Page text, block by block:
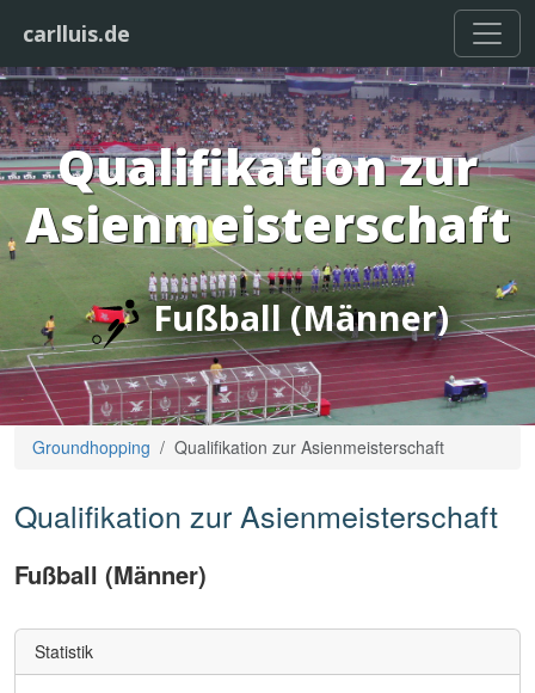
carlluis.de
Qualifikation zur
Asienmeisterschaft
Fußball (Männer)
Groundhopping Qualifikation zur Asienmeisterschaft
Qualifikation zur Asienmeisterschaft
Fußball (Männer)
Statistik